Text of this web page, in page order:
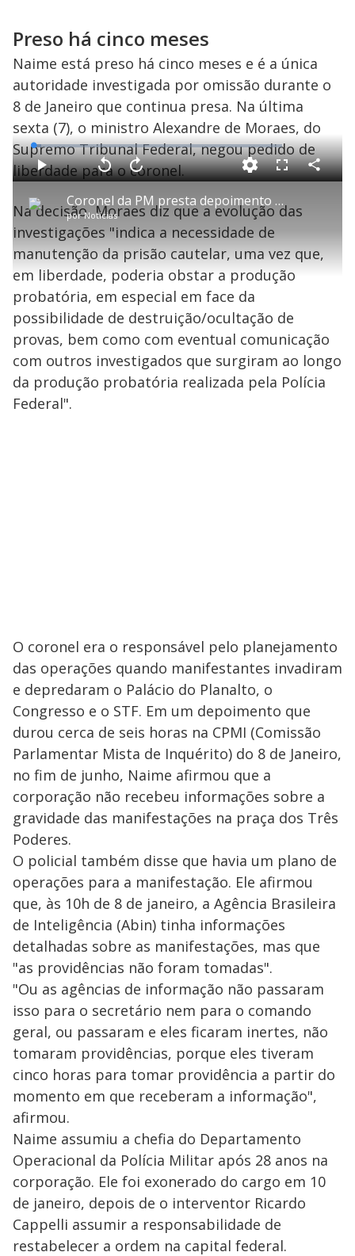
Preso há cinco meses
Naime está preso há cinco meses e é a única
autoridade investigada por omissão durante o
8 de Janeiro que continua presa. Na última
sexta (7), o ministro Alexandre de Moraes, do
Supremo Tribunal Federal, negou pedido de
liberdade para o coronel.
P
l
a
y
V
Coronel da PM presta depoimento na CPI dos atos antidemocráticos
porNotícias
P V
t
a
r
e
g
d
s
A
a
ç
a
r
1
0
s
e
u
n
o
s
M
u
o
L
o
a
d
e
3
.
2
%
F
l
s
c
n
C
o
a
Na decisão, Moraes diz que a evolução das
investigações "indica a necessidade de
manutenção da prisão cautelar, uma vez que,
em liberdade, poderia obstar a produção
probatória, em especial em face da
possibilidade de destruição/ocultação de
provas, bem como com eventual comunicação
com outros investigados que surgiram ao longo
da produção probatória realizada pela Polícia
Federal".
O coronel era o responsável pelo planejamento
das operações quando manifestantes invadiram
e depredaram o Palácio do Planalto, o
Congresso e o STF. Em um depoimento que
durou cerca de seis horas na CPMI (Comissão
Parlamentar Mista de Inquérito) do 8 de Janeiro,
no fim de junho, Naime afirmou que a
corporação não recebeu informações sobre a
gravidade das manifestações na praça dos Três
Poderes.
O policial também disse que havia um plano de
operações para a manifestação. Ele afirmou
que, às 10h de 8 de janeiro, a Agência Brasileira
de Inteligência (Abin) tinha informações
detalhadas sobre as manifestações, mas que
"as providências não foram tomadas".
"Ou as agências de informação não passaram
isso para o secretário nem para o comando
geral, ou passaram e eles ficaram inertes, não
tomaram providências, porque eles tiveram
cinco horas para tomar providência a partir do
momento em que receberam a informação",
afirmou.
Naime assumiu a chefia do Departamento
Operacional da Polícia Militar após 28 anos na
corporação. Ele foi exonerado do cargo em 10
de janeiro, depois de o interventor Ricardo
Cappelli assumir a responsabilidade de
restabelecer a ordem na capital federal.